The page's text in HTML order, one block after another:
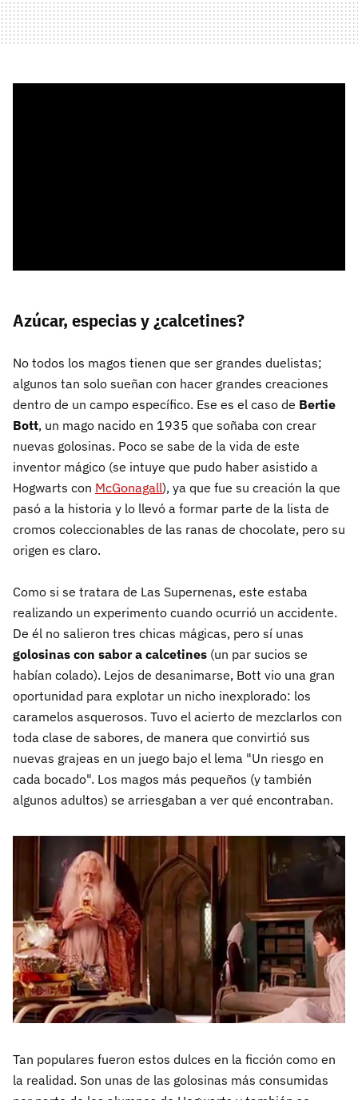
Azúcar, especias y ¿calcetines?
No todos los magos tienen que ser grandes duelistas;
algunos tan solo sueñan con hacer grandes creaciones
dentro de un campo específico. Ese es el caso de Bertie
Bott, un mago nacido en 1935 que soñaba con crear
nuevas golosinas. Poco se sabe de la vida de este
inventor mágico (se intuye que pudo haber asistido a
Hogwarts con McGonagall), ya que fue su creación la que
pasó a la historia y lo llevó a formar parte de la lista de
cromos coleccionables de las ranas de chocolate, pero su
origen es claro.
Como si se tratara de Las Supernenas, este estaba
realizando un experimento cuando ocurrió un accidente.
De él no salieron tres chicas mágicas, pero sí unas
golosinas con sabor a calcetines (un par sucios se
habían colado). Lejos de desanimarse, Bott vio una gran
oportunidad para explotar un nicho inexplorado: los
caramelos asquerosos. Tuvo el acierto de mezclarlos con
toda clase de sabores, de manera que convirtió sus
nuevas grajeas en un juego bajo el lema "Un riesgo en
cada bocado". Los magos más pequeños (y también
algunos adultos) se arriesgaban a ver qué encontraban.
Tan populares fueron estos dulces en la ficción como en
la realidad. Son unas de las golosinas más consumidas